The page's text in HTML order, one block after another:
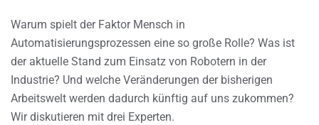
Warum spielt der Faktor Mensch in
Automatisierungsprozessen eine so große Rolle? Was ist
der aktuelle Stand zum Einsatz von Robotern in der
Industrie? Und welche Veränderungen der bisherigen
Arbeitswelt werden dadurch künftig auf uns zukommen?
Wir diskutieren mit drei Experten.